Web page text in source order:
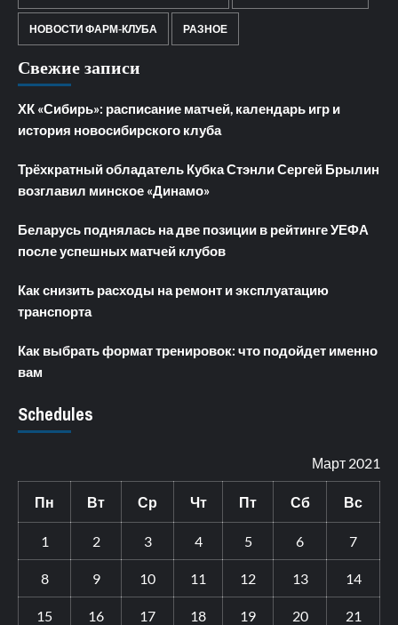
НОВОСТИ ФАРМ-КЛУБА РАЗНОЕ
Свежие записи
ХК «Сибирь»: расписание матчей, календарь игр и
история новосибирского клуба
Трёхкратный обладатель Кубка Стэнли Сергей Брылин
возглавил минское «Динамо»
Беларусь поднялась на две позиции в рейтинге УЕФА
после успешных матчей клубов
Как снизить расходы на ремонт и эксплуатацию
транспорта
Как выбрать формат тренировок: что подойдет именно
вам
Schedules
Март 2021
Пн Вт Ср Чт Пт Сб Вс
1 2 3 4 5 6 7
8 9 10 11 12 13 14
15 16 17 18 19 20 21